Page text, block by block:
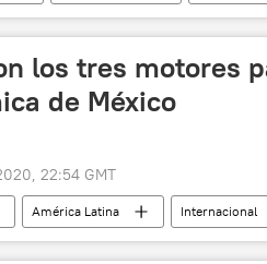
Internacional (FMI)
Argentina
los tres motores
de México
22:54 GMT
América Latina Internacional
Obrador
noticias